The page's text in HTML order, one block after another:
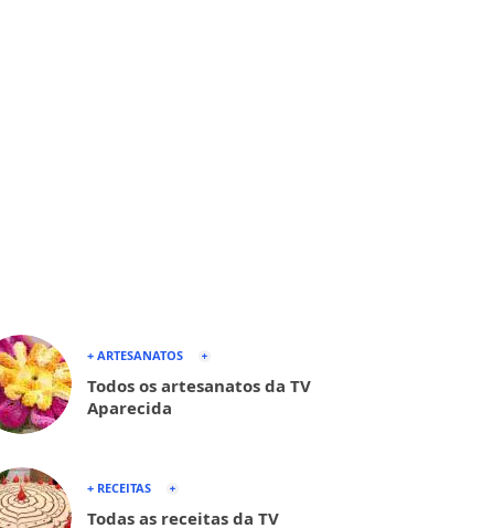
+ ARTESANATOS
Todos os artesanatos da TV
Aparecida
+ RECEITAS
Todas as receitas da TV